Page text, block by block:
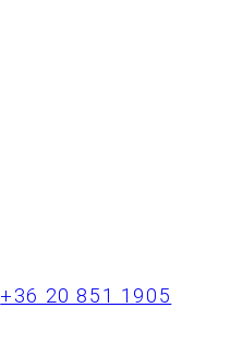
+36 20 851 1905